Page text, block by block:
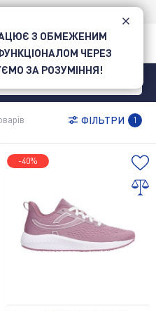
ФІЛЬТРИ 1
-40%
З ОБМЕЖЕНИМ
ЧЕРЕЗ
ЗА РОЗУМІННЯ!